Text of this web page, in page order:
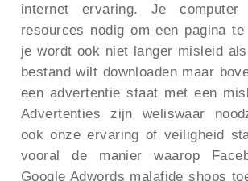
internet ervaring. Je computer
resources nodig om een pagina
je wordt ook niet langer misleid
bestand wilt downloaden maar
een advertentie staat met een
Advertenties zijn weliswaar
ook onze ervaring of veiligheid
vooral de manier waarop
Google Adwords malafide shops